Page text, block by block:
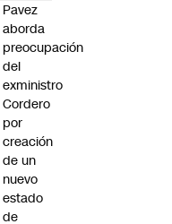
Pavez
aborda
preocupación
del
exministro
Cordero
por
creación
de un
nuevo
estado
de